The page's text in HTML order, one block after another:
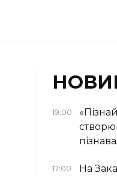
Події
19:00
17:00
На